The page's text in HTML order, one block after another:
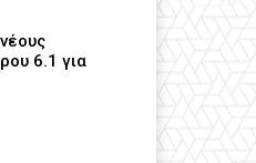
6.1 για